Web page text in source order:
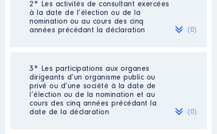
Description : GERANTE
Employeur: LE QUINZE │ De :
01/2019 à
Année Montant Type
2019 9 600 €
Net
2020
9 600 €
2° Les activités de consultant exercées
à la date de l’élection ou de la
nomination ou au cours des cinq
années précédant la déclaration
(0)
Néant
3° Les participations aux organes
dirigeants d’un organisme public ou
privé ou d’une société à la date de
l’élection ou de la nomination et au
cours des cinq années précédant la
date de la déclaration
(0)